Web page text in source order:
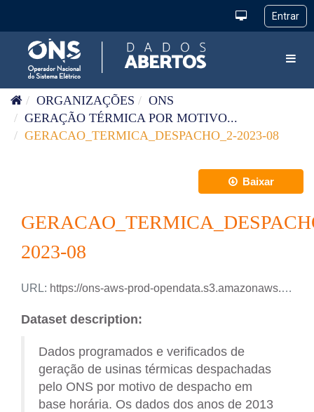
ORGANIZAÇÕES
ONS
GERAÇÃO TÉRMICA POR MOTIVO...
GERACAO_TERMICA_DESPACHO_2-2023-08
Baixar
2023-08
URL: https://ons-aws-prod-opendata.s3.amazonaws.com/dataset/geracao_termica_despacho_2_ho/GERACAO_TERMICA_DESPACHO-2_2023_08.csv
Dataset description:
Dados programados e verificados de
geração de usinas térmicas despachadas
pelo ONS por motivo de despacho em
base horária. Os dados dos anos de 2013